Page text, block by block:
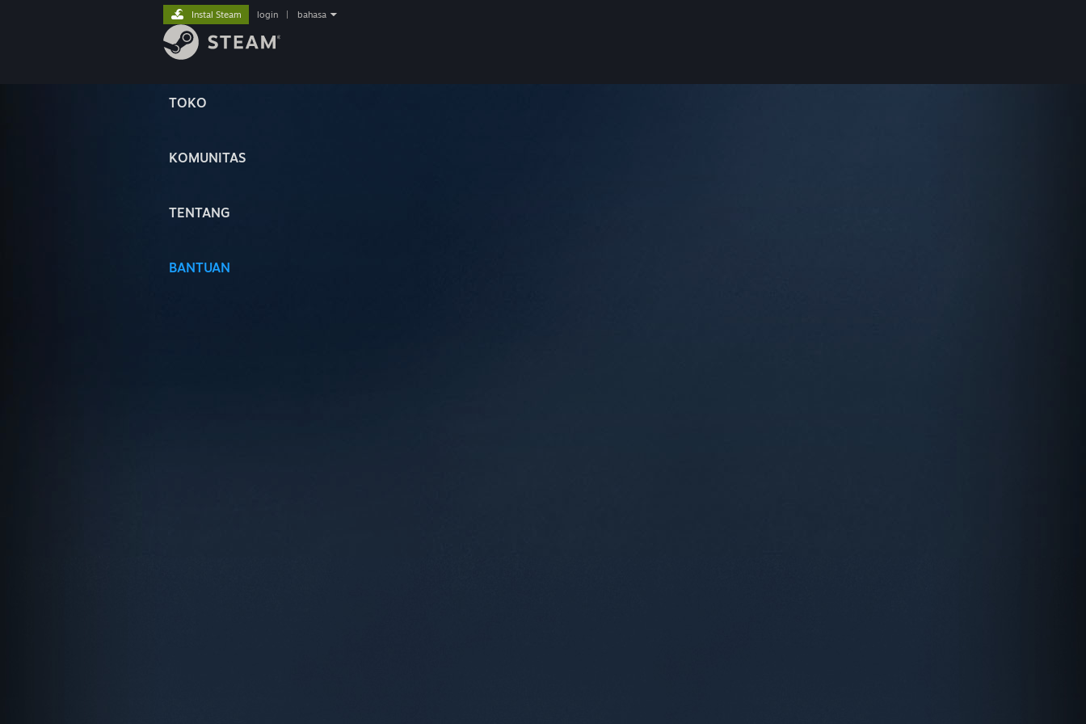
TOKO
KOMUNITAS
TENTANG
BANTUAN
Instal Steam login bahasa